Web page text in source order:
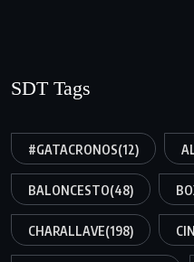
SDT Tags
#GATACRONOS(12)
BALONCESTO(48)
CHARALLAVE(198)